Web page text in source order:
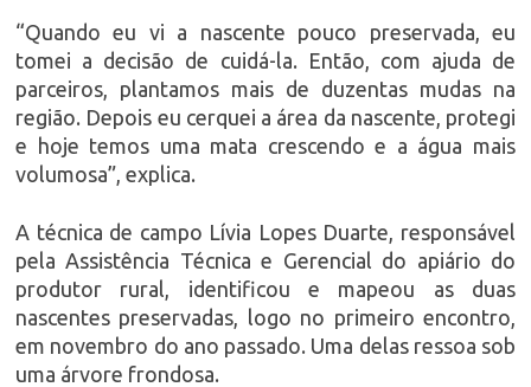
“Quando eu vi a nascente pouco preservada, eu
tomei a decisão de cuidá-la. Então, com ajuda de
parceiros, plantamos mais de duzentas mudas na
região. Depois eu cerquei a área da nascente, protegi
e hoje temos uma mata crescendo e a água mais
volumosa”, explica.
A técnica de campo Lívia Lopes Duarte, responsável
pela Assistência Técnica e Gerencial do apiário do
produtor rural, identificou e mapeou as duas
nascentes preservadas, logo no primeiro encontro,
em novembro do ano passado. Uma delas ressoa sob
uma árvore frondosa.